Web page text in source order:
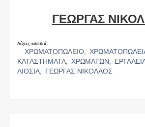
ΓΕΩΡΓΑΣ
Λέξεις-κλειδιά:
ΧΡΩΜΑΤΟΠΩΛΕΙΟ,
ΚΑΤΑΣΤΗΜΑΤΑ, ΧΡΩΜΑΤΩΝ,
ΛΙΟΣΙΑ, ΓΕΩΡΓΑΣ ΝΙΚΟΛΑΟΣ